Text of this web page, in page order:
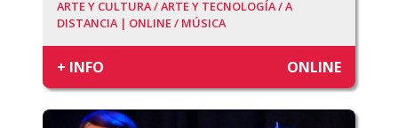
ARTE Y CULTURA /ARTE Y TECNOLOGÍA /A
DISTANCIA | ONLINE / MÚSICA
+ INFO ONLINE